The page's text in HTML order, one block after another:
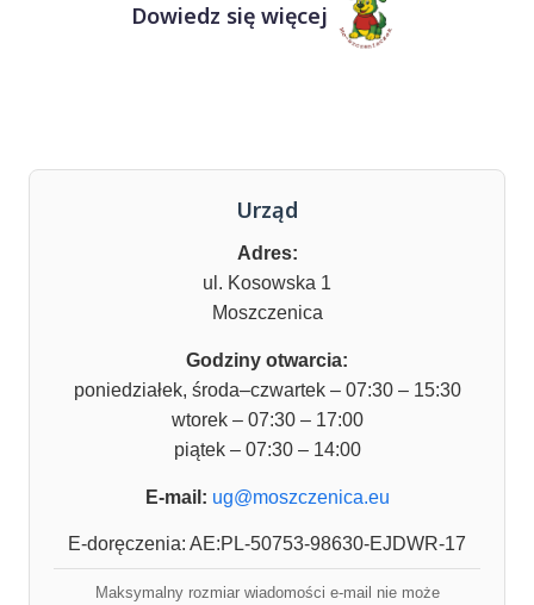
Dowiedz się więcej
Urząd
Adres:
ul. Kosowska 1
Moszczenica
Godziny otwarcia:
poniedziałek, środa–czwartek – 07:30 – 15:30
wtorek – 07:30 – 17:00
piątek – 07:30 – 14:00
E-mail: ug@moszczenica.eu
E-doręczenia: AE:PL-50753-98630-EJDWR-17
Maksymalny rozmiar wiadomości e-mail nie może